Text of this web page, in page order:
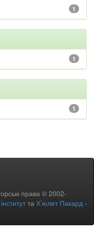
1
1
1
права © 2002-
та Х’юлет Пакард -